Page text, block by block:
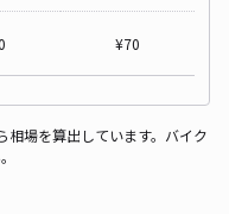
¥70
相場を算出しています。バイク